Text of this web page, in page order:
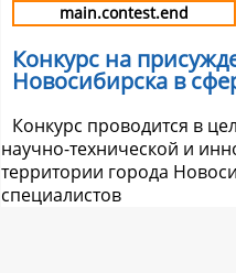
main.contest.end
Конкурс на
Новосибирска в
Конкурс проводится в
научно-технической и
территории города
специалистов